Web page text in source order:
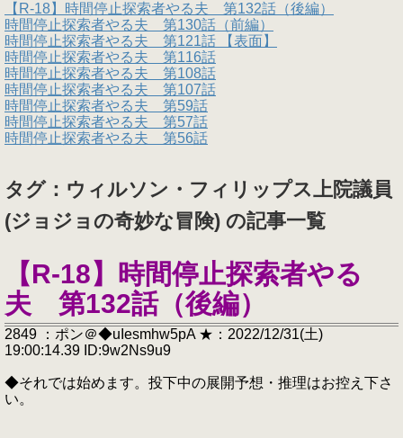
【R-18】時間停止探索者やる夫 第132話（後編）
時間停止探索者やる夫 第130話（前編）
時間停止探索者やる夫 第121話 【表面】
時間停止探索者やる夫 第116話
時間停止探索者やる夫 第108話
時間停止探索者やる夫 第107話
時間停止探索者やる夫 第59話
時間停止探索者やる夫 第57話
時間停止探索者やる夫 第56話
タグ：ウィルソン・フィリップス上院議員
(ジョジョの奇妙な冒険) の記事一覧
【R-18】時間停止探索者やる
夫 第132話（後編）
2849 ：ポン＠◆uIesmhw5pA ★：2022/12/31(土)
19:00:14.39 ID:9w2Ns9u9
◆それでは始めます。投下中の展開予想・推理はお控え下さ
い。